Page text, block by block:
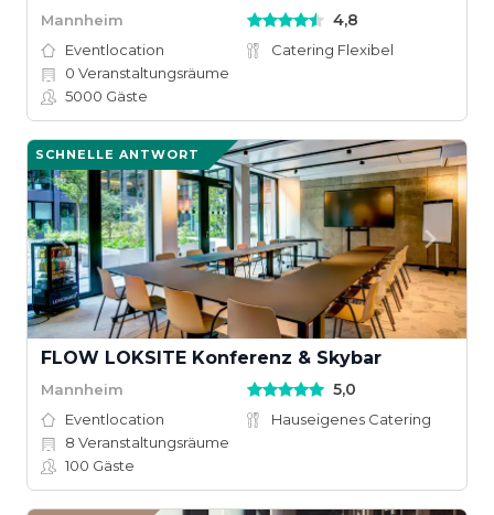
Mannheim 4,8
Eventlocation
Catering Flexibel
0 Veranstaltungsräume
5000 Gäste
SCHNELLE ANTWORT
FLOW LOKSITE Konferenz & Skybar
Mannheim 5,0
Eventlocation
Hauseigenes Catering
8 Veranstaltungsräume
100 Gäste